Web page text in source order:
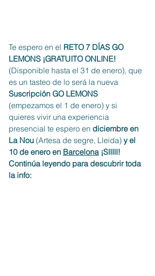
Te espero en el RETO 7 DÍAS GO
LEMONS ¡GRATUITO ONLINE!
(Disponible hasta el 31 de enero), que
es un tasteo de lo será la nueva
Suscripción GO LEMONS
(empezamos el 1 de enero) y si
quieres vivir una experiencia
presencial te espero en diciembre en
La Nou (Artesa de segre, Lleida) y el
10 de enero en Barcelona ¡SIIIII!
Continúa leyendo para descubrir toda
la info: